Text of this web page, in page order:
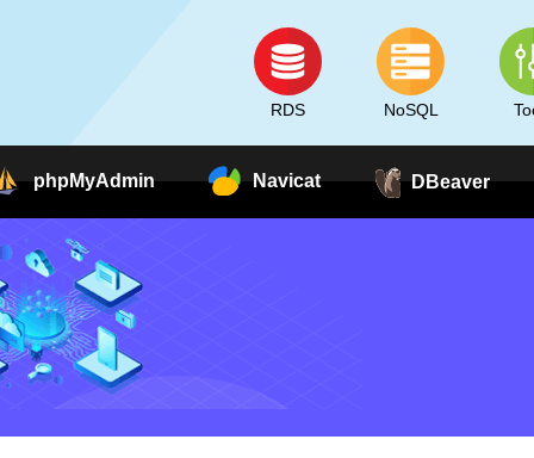
RDS NoSQL
phpMyAdmin Navicat DBeaver